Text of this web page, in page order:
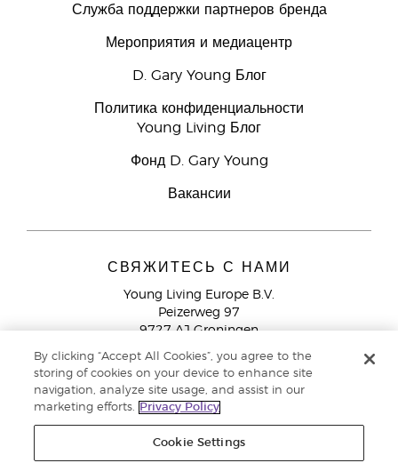
Служба поддержки партнеров бренда
Мероприятия и медиацентр
D. Gary Young Блог
Политика конфиденциальности
Young Living Блог
Фонд D. Gary Young
Вакансии
СВЯЖИТЕСЬ С НАМИ
Young Living Europe B.V.
Peizerweg 97
9727 AJ Groningen
Netherlands
Служба поддержки партнеров бренда+44 (0) 20 3935
9000
© Young Living Essential Oils 2021 |Политика конфиденциальности
By clicking “Accept All Cookies”, you agree to the
storing of cookies on your device to enhance site
navigation, analyze site usage, and assist in our
marketing efforts.
Privacy Policy
Cookie Settings